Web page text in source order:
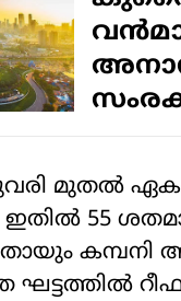
മുതല്‍
ഇതില്‍ 55
കമ്പനി